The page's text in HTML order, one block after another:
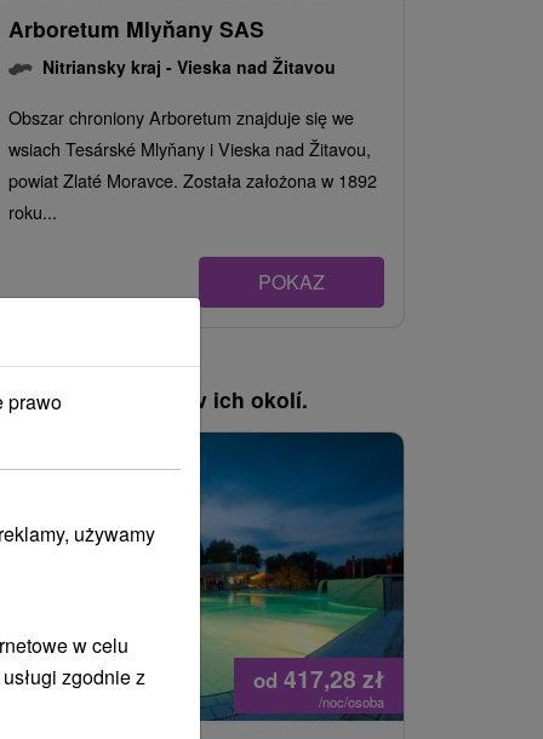
Arboretum Mlyňany SAS
Nitriansky kraj - Vieska nad Žitavou
Obszar chroniony Arboretum znajduje się we
wsiach Tesárské Mlyňany i Vieska nad Žitavou,
powiat Zlaté Moravce. Została założona w 1892
roku...
POKAZ
pozrite si pobyty v ich okolí.
od 417,28 zł
/noc/osoba
prawo
używamy
w celu
zgodnie z